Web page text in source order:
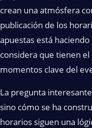
crean una atmósfera
publicación de los
apuestas está
considera que tienen
momentos clave del
La pregunta
sino cómo se ha
horarios siguen una